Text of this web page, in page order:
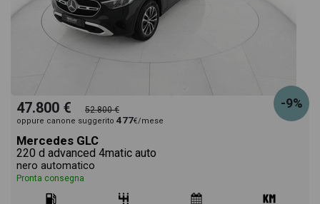
-9%
47.800 € 52.800 €
oppure canone suggerito 477€/mese
Mercedes GLC
220 d advanced 4matic auto
nero automatico
Pronta consegna